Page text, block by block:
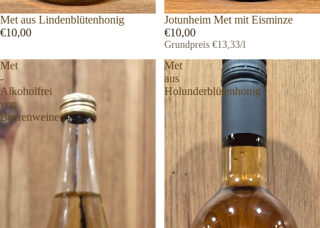
Met aus Lindenblütenhonig
€10,00
Jotunheim Met mit Eisminze
€10,00
Grundpreis €13,33/l
Met
-
Alkoholfrei
von
Beerenweine
Met
aus
Holunderblütenhonig